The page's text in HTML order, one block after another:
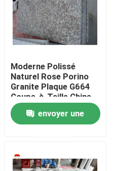
Moderne Polissé
Naturel Rose Porino
Granite Plaque G664
Coupe-à-Taille Chine
Rose Porno Rosa Prix
envoyer une